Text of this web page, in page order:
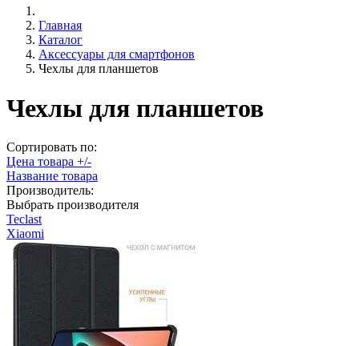
Главная
Каталог
Аксессуары для смартфонов
Чехлы для планшетов
Чехлы для планшетов
Сортировать по:
Цена товара +/-
Название товара
Производитель:
Выбрать производителя
Teclast
Xiaomi